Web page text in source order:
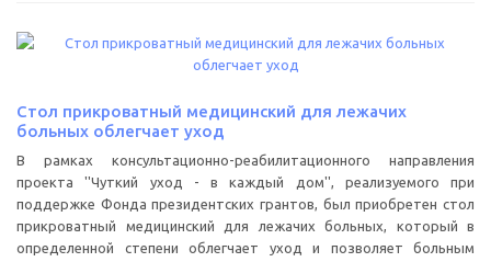
Стол прикроватный медицинский для лежачих
больных облегчает уход
В рамках консультационно-реабилитационного направления
проекта ''Чуткий уход - в каждый дом'', реализуемого при
поддержке Фонда президентских грантов, был приобретен стол
прикроватный медицинский для лежачих больных, который в
определенной степени облегчает уход и позволяет больным